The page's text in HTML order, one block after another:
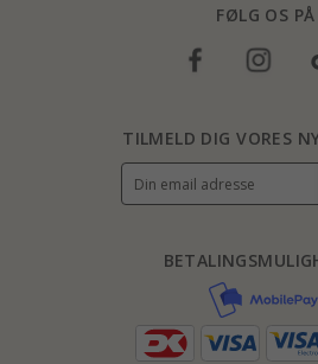
FØLG OS PÅ
TILMELD DIG VORES